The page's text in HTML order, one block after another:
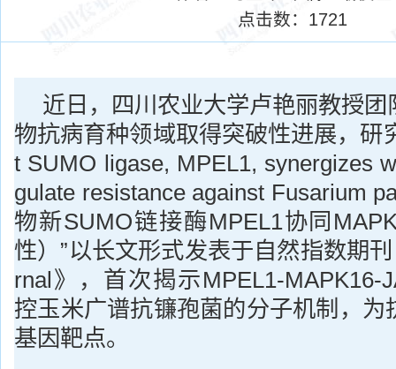
点击数： 1721
近日，四川农业大学卢艳丽教授
物抗病育种领域取得突破性进展，研
t SUMO ligase, MPEL1, synergizes
gulate resistance against Fusarium
物新SUMO链接酶MPEL1协同
性）”以长文形式发表于自然指数期
rnal》，首次揭示MPEL1-MAPK16-
控玉米广谱抗镰孢菌的分子机制，为
基因靶点。